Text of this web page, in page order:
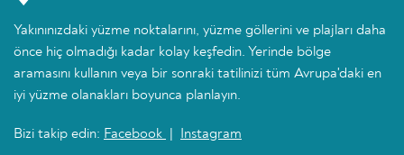
Yakınınızdaki yüzme noktalarını, yüzme göllerini ve plajları daha
önce hiç olmadığı kadar kolay keşfedin. Yerinde bölge
aramasını kullanın veya bir sonraki tatilinizi tüm Avrupa'daki en
iyi yüzme olanakları boyunca planlayın.
Bizi takip edin: Facebook Instagram